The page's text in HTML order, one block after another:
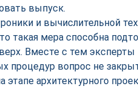
выпуск.
и вычислительной
такая мера способна
Вместе с тем
процедур вопрос не
архитектурного